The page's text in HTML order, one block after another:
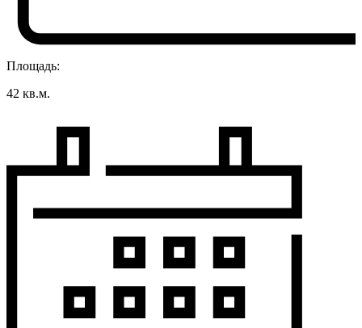
Площадь:
42 кв.м.